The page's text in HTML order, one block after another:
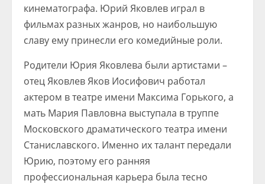
кинематографа. Юрий Яковлев играл в
фильмах разных жанров, но наибольшую
славу ему принесли его комедийные роли.
Родители Юрия Яковлева были артистами –
отец Яковлев Яков Иосифович работал
актером в театре имени Максима Горького, а
мать Мария Павловна выступала в труппе
Московского драматического театра имени
Станиславского. Именно их талант передали
Юрию, поэтому его ранняя
профессиональная карьера была тесно